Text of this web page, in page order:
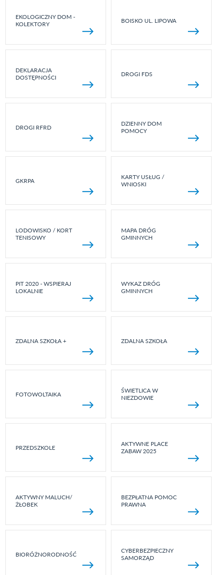
EKOLOGICZNY DOM -
KOLEKTORY
BOISKO UL. LIPOWA
DEKLARACJA
DOSTĘPNOŚCI
DROGI FDS
DROGI RFRD
DZIENNY DOM
POMOCY
GKRPA
KARTY USŁUG /
WNIOSKI
LODOWISKO / KORT
TENISOWY
MAPA DRÓG
GMINNYCH
PIT 2020 - WSPIERAJ
LOKALNIE
WYKAZ DRÓG
GMINNYCH
ZDALNA SZKOŁA + ZDALNA SZKOŁA
FOTOWOLTAIKA
ŚWIETLICA W
NIEZDOWIE
PRZEDSZKOLE
AKTYWNE PLACE
ZABAW 2025
AKTYWNY MALUCH/
ŻŁOBEK
BEZPŁATNA POMOC
PRAWNA
BIORÓŻNORODNOŚĆ
CYBERBEZPIECZNY
SAMORZĄD